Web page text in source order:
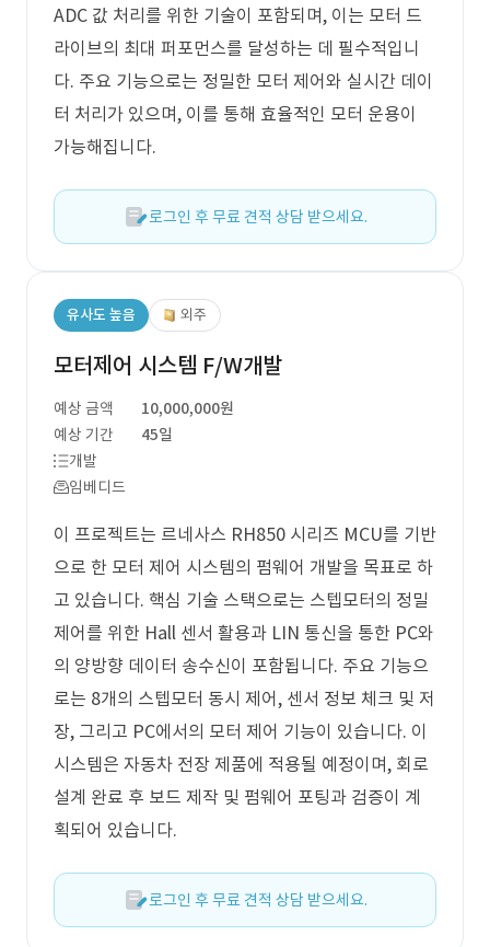
ADC 값 처리를 위한 기술이 포함되며, 이는 모터 드
라이브의 최대 퍼포먼스를 달성하는 데 필수적입니
다. 주요 기능으로는 정밀한 모터 제어와 실시간 데이
터 처리가 있으며, 이를 통해 효율적인 모터 운용이
가능해집니다.
로그인 후 무료 견적 상담 받으세요.
유사도 높음 외주
모터제어 시스템 F/W개발
예상 금액
10,000,000원
예상 기간
45일
개발
임베디드
이 프로젝트는 르네사스 RH850 시리즈 MCU를 기반
으로 한 모터 제어 시스템의 펌웨어 개발을 목표로 하
고 있습니다. 핵심 기술 스택으로는 스텝모터의 정밀
제어를 위한 Hall 센서 활용과 LIN 통신을 통한 PC와
의 양방향 데이터 송수신이 포함됩니다. 주요 기능으
로는 8개의 스텝모터 동시 제어, 센서 정보 체크 및 저
장, 그리고 PC에서의 모터 제어 기능이 있습니다. 이
시스템은 자동차 전장 제품에 적용될 예정이며, 회로
설계 완료 후 보드 제작 및 펌웨어 포팅과 검증이 계
획되어 있습니다.
로그인 후 무료 견적 상담 받으세요.